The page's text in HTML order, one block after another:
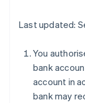
Last updated:
You
bank
account in
bank may